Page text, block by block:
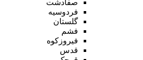
صفادشت
فردوسیه
گلستان
فشم
فیروزکوه
قدس